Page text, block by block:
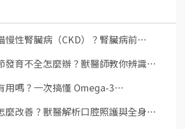
慢性腎臟病（CKD）？腎臟病前⋯
發育不全怎麼辦？獸醫師教你辨識⋯
用嗎？一次搞懂 Omega-3⋯
麼改善？獸醫解析口腔照護與全身⋯